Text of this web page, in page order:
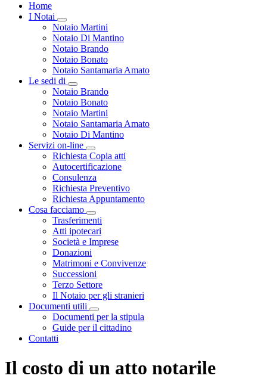
Home
I Notai
Visualizza menù di secondo livello
Notaio Martini
Notaio Di Mantino
Notaio Brando
Notaio Bonato
Notaio Santamaria Amato
Le sedi di
Visualizza menù di secondo livello
Notaio Brando
Notaio Bonato
Notaio Martini
Notaio Santamaria Amato
Notaio Di Mantino
Servizi on-line
Visualizza menù di secondo livello
Richiesta Copia atti
Autocertificazione
Consulenza
Richiesta Preventivo
Richiesta Appuntamento
Cosa facciamo
Visualizza menù di secondo livello
Trasferimenti
Atti ipotecari
Società e Imprese
Donazioni
Matrimoni e Convivenze
Successioni
Terzo Settore
Il Notaio per gli stranieri
Documenti utili
Visualizza menù di secondo livello
Documenti per la stipula
Guide per il cittadino
Contatti
Il costo di un atto notarile